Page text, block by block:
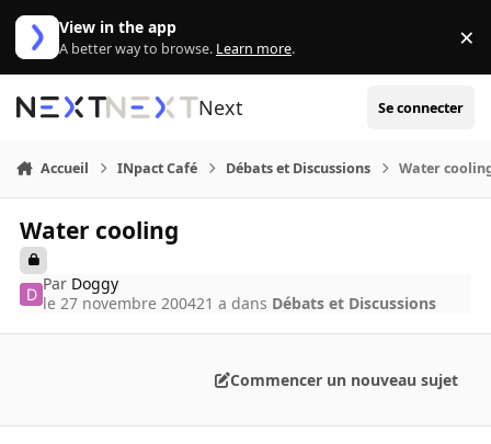
Aller au contenu
View in the app
A better way to browse. Learn more. ×
Next Se connecter
Accueil INpact Café Débats et Discussions Water
Water cooling
Par Doggy
le 27 novembre 200421 a dans Débats et Discussions
Commencer un nouveau sujet